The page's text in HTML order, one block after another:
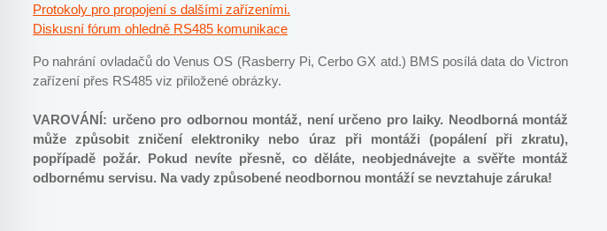
Protokoly pro propojení s dalšími zařízeními.
Diskusní fórum ohledně RS485 komunikace
Po nahrání ovladačů do Venus OS (Rasberry Pi, Cerbo GX atd.) BMS posílá data do Victron
zařízení přes RS485 viz přiložené obrázky.
VAROVÁNÍ: určeno pro odbornou montáž, není určeno pro laiky. Neodborná montáž
může způsobit zničení elektroniky nebo úraz při montáži (popálení při zkratu),
popřípadě požár. Pokud nevíte přesně, co děláte, neobjednávejte a svěřte montáž
odbornému servisu. Na vady způsobené neodbornou montáží se nevztahuje záruka!